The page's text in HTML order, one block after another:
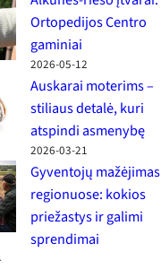
Ortopedijos Centro
gaminiai
2026-05-12
Auskarai moterims –
stiliaus detalė, kuri
atspindi asmenybę
2026-03-21
Gyventojų mažėjimas
regionuose: kokios
priežastys ir galimi
sprendimai